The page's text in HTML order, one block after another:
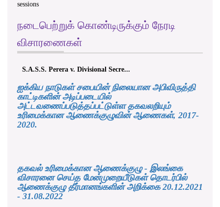
sessions
நடைபெற்றுக் கொண்டிருக்கும் நேரடி
விசாரணைகள்
S.A.S.S. Perera v. Divisional Secre...
ஐக்கிய நாடுகள் சபையின் நிலையான அபிவிருத்தி
காட்டிகளின் அடிப்படையில்
அட்டவணைப்படுத்தப்பட்டுள்ள தகவலறியும்
உரிமைக்கான ஆணைக்குழுவின் ஆணைகள், 2017-
2020.
தகவல் உரிமைக்கான ஆணைக்குழு - இலங்கை
விசாரனை செய்த மேன்முறையீடுகள் தொடர்பில்
ஆணைக்குழு தீர்மானங்களின் அறிக்கை 20.12.2021
- 31.08.2022